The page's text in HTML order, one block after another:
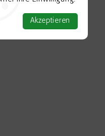
Akzeptieren